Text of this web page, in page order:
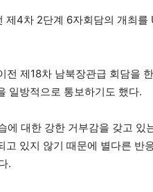
4차 2단계 6자회담의 개최를
제18차 남북장관급 회담을
일방적으로 통보하기도 했다.
에 대한 강한 거부감을 갖고 있
있지 않기 때문에 별다른 반
.